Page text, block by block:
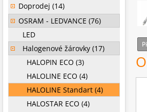
Doprodej (14)
OSRAM - LEDVANCE (76)
LED
Halogenové žárovky (17)
HALOPIN ECO (3)
HALOLINE ECO (4)
HALOLINE Standart (4)
HALOSTAR ECO (4)